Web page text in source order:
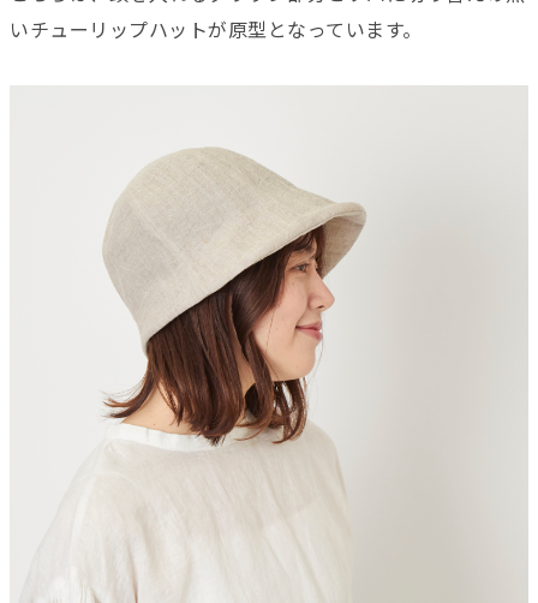
いチューリップハットが原型となっています。